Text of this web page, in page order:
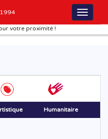
votre proximité !
Humanitaire